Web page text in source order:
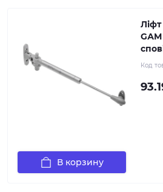
GАМ
Код
В корзину